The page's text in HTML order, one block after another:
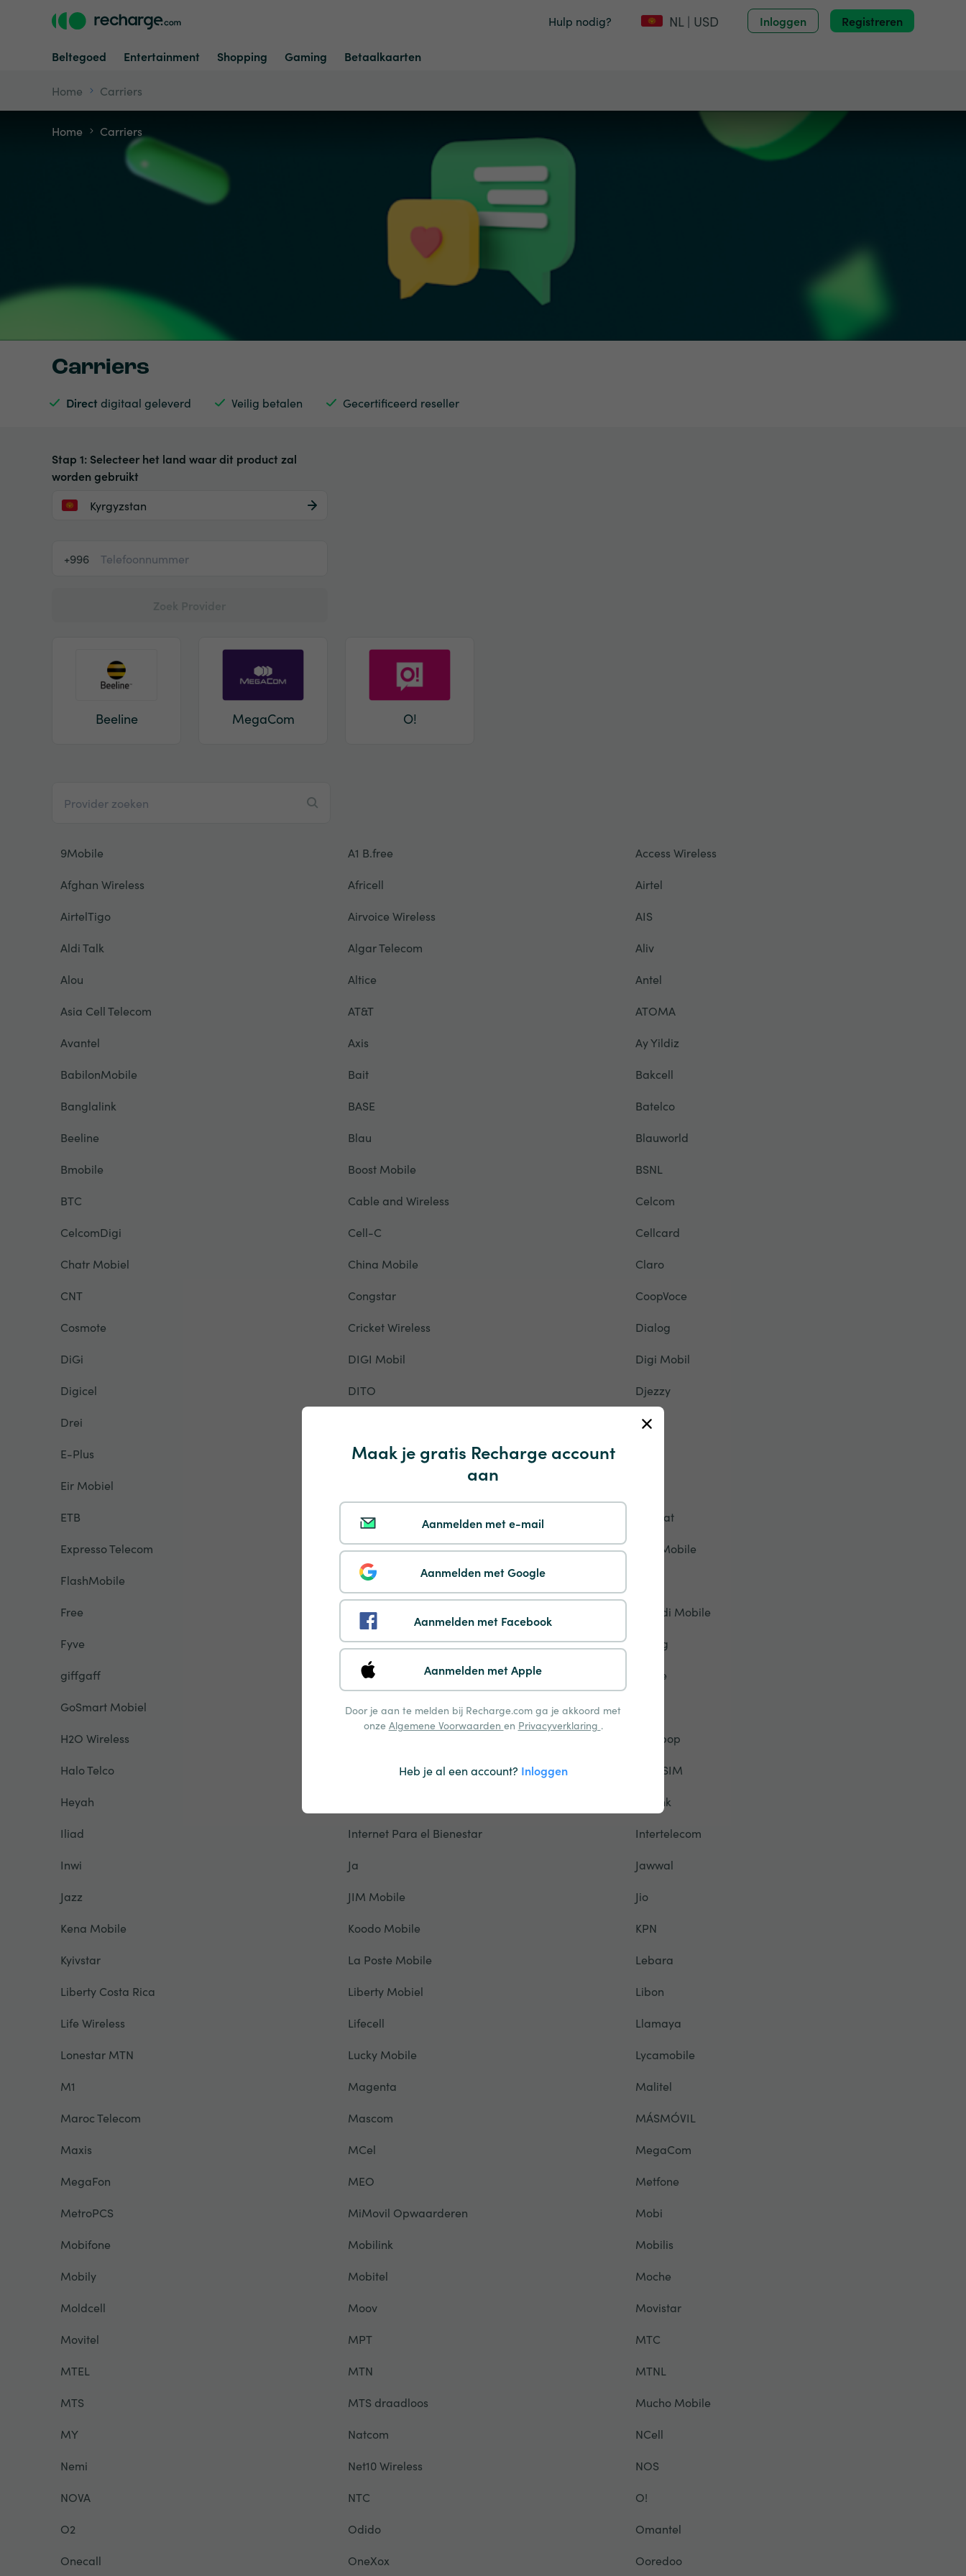
Hulp nodig? NL | USD Inloggen Registreren
Beltegoed Entertainment Shopping Gaming Betaalkaarten
Maak je gratis Recharge account
aan
Aanmelden met e-mail
Aanmelden met Google
Aanmelden met Facebook
Aanmelden met Apple
Door je aan te melden bij Recharge.com ga je akkoord met
onze Algemene Voorwaarden en Privacyverklaring .
Heb je al een account? Inloggen
Home Carriers
Home Carriers
Carriers
Direct digitaal geleverd Veilig betalen Gecertificeerd reseller
Stap 1: Selecteer het land waar dit product zal
worden gebruikt
Kyrgyzstan
+996
Beeline MegaCom O!
9Mobile A1 B.free
Access Wireless
Afghan Wireless
Africell
Airtel
AirtelTigo
Airvoice Wireless
AIS
Aldi Talk
Algar Telecom
Aliv
Alou
Altice
Antel
Asia Cell Telecom
AT&T
ATOMA
Avantel
Axis
Ay Yildiz
BabilonMobile
Bait
Bakcell
Banglalink
BASE
Batelco
Beeline
Blau
Blauworld
Bmobile
Boost Mobile
BSNL
BTC
Cable and Wireless
Celcom
CelcomDigi
Cell-C
Cellcard
Chatr Mobiel
China Mobile
Claro
CNT
Congstar
CoopVoce
Cosmote
Cricket Wireless
Dialog
DiGi
DIGI Mobil
Digi Mobil
Digicel
DITO
Djezzy
Drei
Du
E-Plus
EE
Eir Mobiel
ETB
Ethiotelecom
Etisalat
Expresso Telecom
Fastweb
Five Mobile
FlashMobile
Flow
Free
Freedom Mobile
Friendi Mobile
Fyve
Gamcel
Georg
giffgaff
Glo
Globe
GoSmart Mobiel
Grameenphone
H2O Wireless
Halebop
Halo Telco
HelloSIM
Heyah
Hotlink
Iliad
Internet Para el Bienestar
Intertelecom
Inwi
Ja
Jawwal
Jazz
JIM Mobile
Jio
Kena Mobile
Koodo Mobile
KPN
Kyivstar
La Poste Mobile
Lebara
Liberty Costa Rica
Liberty Mobiel
Libon
Life Wireless
Lifecell
Llamaya
Lonestar MTN
Lucky Mobile
Lycamobile
M1
Magenta
Malitel
Maroc Telecom
Mascom
MÁSMÓVIL
Maxis
MCel
MegaCom
MegaFon
MEO
Metfone
MetroPCS
MiMovil Opwaarderen
Mobi
Mobifone
Mobilink
Mobilis
Mobily
Mobitel
Moche
Moldcell
Moov
Movistar
Movitel
MPT
MTC
MTEL
MTN
MTNL
MTS
MTS draadloos
Mucho Mobile
MY
Natcom
NCell
Nemi
Net10 Wireless
NOS
NOVA
NTC
O!
O2
Odido
Omantel
Onecall
OneXox Ooredoo